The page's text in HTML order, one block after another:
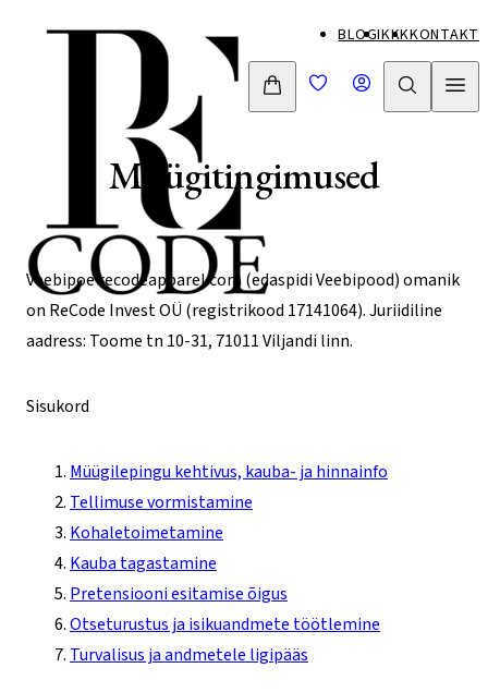
BLOGIKKKKONTAKT
Müügitingimused
Veebipoe recodeapparel.com (edaspidi Veebipood) omanik
on ReCode Invest OÜ (registrikood 17141064). Juriidiline
aadress: Toome tn 10-31, 71011 Viljandi linn.
Sisukord
Müügilepingu kehtivus, kauba- ja hinnainfo
Tellimuse vormistamine
Kohaletoimetamine
Kauba tagastamine
Pretensiooni esitamise õigus
Otseturustus ja isikuandmete töötlemine
Turvalisus ja andmetele ligipääs